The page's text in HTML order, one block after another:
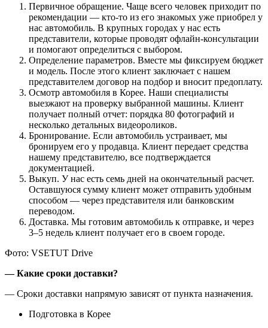
Первичное обращение. Чаще всего человек приходит по
рекомендации — кто-то из его знакомых уже приобрел у
нас автомобиль. В крупных городах у нас есть
представители, которые проводят офлайн-консультации
и помогают определиться с выбором.
Определение параметров. Вместе мы фиксируем бюджет
и модель. После этого клиент заключает с нашем
представителем договор на подбор и вносит предоплату.
Осмотр автомобиля в Корее. Наши специалисты
выезжают на проверку выбранной машины. Клиент
получает полный отчет: порядка 80 фотографий и
несколько детальных видеороликов.
Бронирование. Если автомобиль устраивает, мы
бронируем его у продавца. Клиент передает средства
нашему представителю, все подтверждается
документацией.
Выкуп. У нас есть семь дней на окончательный расчет.
Оставшуюся сумму клиент может отправить удобным
способом — через представителя или банковским
переводом.
Доставка. Мы готовим автомобиль к отправке, и через
3–5 недель клиент получает его в своем городе.
Фото: VSETUT Drive
— ⁠Какие сроки доставки?
— Сроки доставки напрямую зависят от пункта назначения.
Подготовка в Корее